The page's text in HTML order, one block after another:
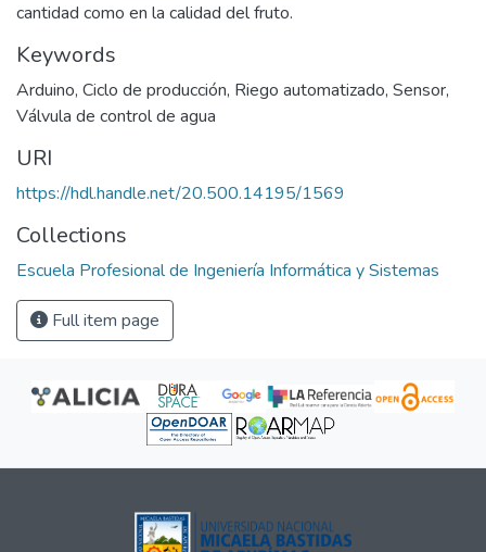
cantidad como en la calidad del fruto.
Keywords
Arduino, Ciclo de producción, Riego automatizado, Sensor,
Válvula de control de agua
URI
https://hdl.handle.net/20.500.14195/1569
Collections
Escuela Profesional de Ingeniería Informática y Sistemas
Full item page